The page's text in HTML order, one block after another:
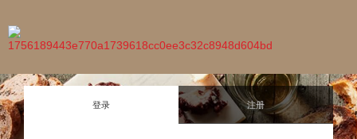
登录 注册